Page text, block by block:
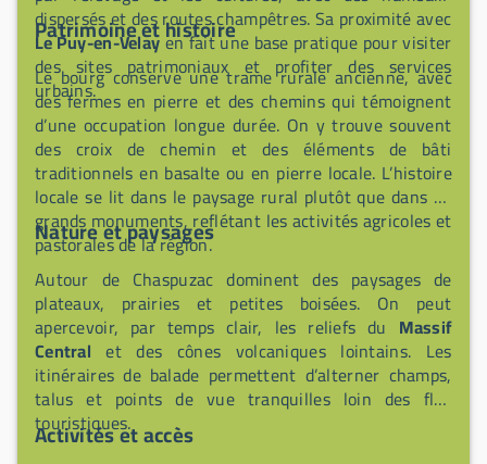
dispersés et des routes champêtres. Sa proximité avec
Le Puy-en-Velayen fait une base pratique pour visiter
des sites patrimoniaux et profiter des services
urbains.
Patrimoine et histoire
Le bourg conserve une trame rurale ancienne, avec
des fermes en pierre et des chemins qui témoignent
d’une occupation longue durée. On y trouve souvent
des croix de chemin et des éléments de bâti
traditionnels en basalte ou en pierre locale. L’histoire
locale se lit dans le paysage rural plutôt que dans de
grands monuments, reflétant les activités agricoles et
pastorales de la région.
Nature et paysages
Autour de Chaspuzac dominent des paysages de
plateaux, prairies et petites boisées. On peut
apercevoir, par temps clair, les reliefs du Massif
Central et des cônes volcaniques lointains. Les
itinéraires de balade permettent d’alterner champs,
talus et points de vue tranquilles loin des flux
touristiques.
Activités et accès